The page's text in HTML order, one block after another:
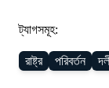
ট্যাগসমূহ:
রাষ্ট্র পরিবর্তন